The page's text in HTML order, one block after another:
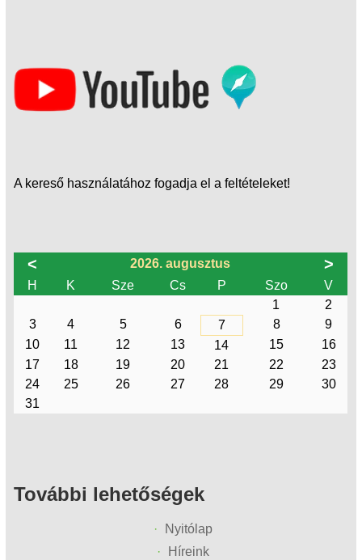
A kereső használatához fogadja el a feltételeket!
< 2026. augusztus >
H K Sze Cs P Szo
V
1
2
3
4 5 6 7 8
9
10
11 12 13 14 15
16
17
18 19 20 21 22
23
24
25 26 27 28 29
30
31
További lehetőségek
Nyitólap
Híreink